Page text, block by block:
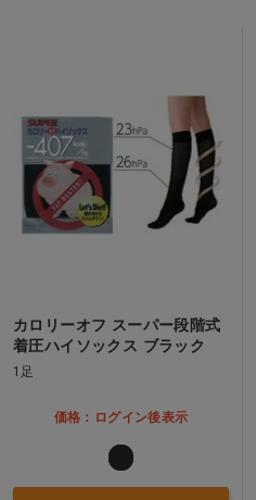
カロリーオフ スーパー段階式
着圧ハイソックス ブラック
1足
価格：ログイン後表示